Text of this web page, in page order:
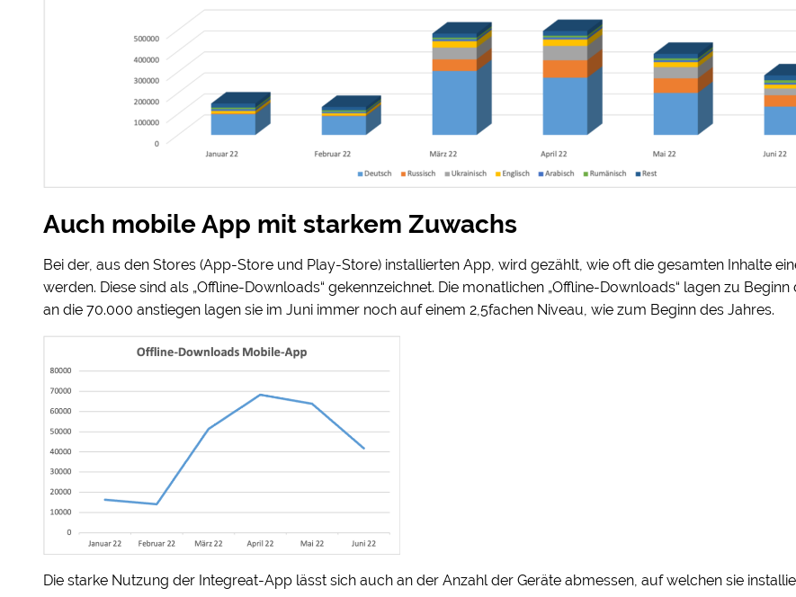
Auch mobile App mit starkem Zuwachs
Bei der, aus den Stores (App-Store und Play-Store) installierten App, wird gezählt, wie oft die gesamten Inhalte
werden. Diese sind als „Offline-Downloads“ gekennzeichnet. Die monatlichen „Offline-Downloads“ lagen zu
an die 70.000 anstiegen lagen sie im Juni immer noch auf einem 2,5fachen Niveau, wie zum Beginn des Jahres.
Die starke Nutzung der Integreat-App lässt sich auch an der Anzahl der Geräte abmessen, auf welchen sie